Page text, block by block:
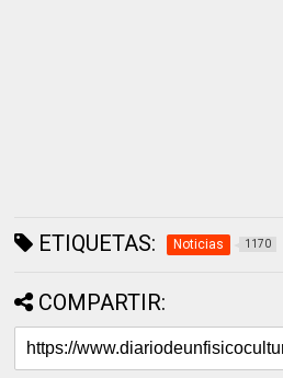
ETIQUETAS: Noticias 1170
COMPARTIR: